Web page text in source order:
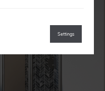
Settings